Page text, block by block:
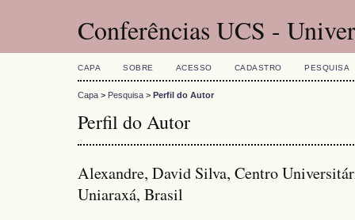
Conferências UCS -
CAPA SOBRE ACESSO CADASTRO PESQUISA
Capa > Pesquisa > Perfil do Autor
Perfil do Autor
Alexandre, David Silva, Centro
Uniaraxá, Brasil